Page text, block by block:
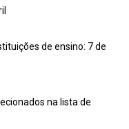
de ensino: 7 de
na lista de